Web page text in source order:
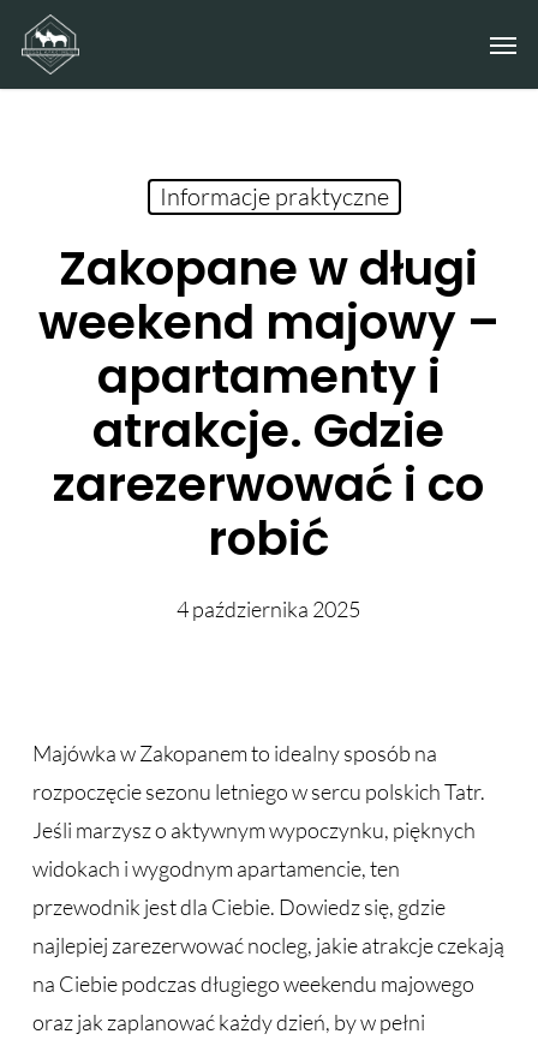
Skip
main
Informacje praktyczne
Zakopane w długi
weekend majowy –
apartamenty i
atrakcje. Gdzie
zarezerwować i co
robić
4 października 2025
Majówka w Zakopanem to idealny sposób na
rozpoczęcie sezonu letniego w sercu polskich Tatr.
Jeśli marzysz o aktywnym wypoczynku, pięknych
widokach i wygodnym apartamencie, ten
przewodnik jest dla Ciebie. Dowiedz się, gdzie
najlepiej zarezerwować nocleg, jakie atrakcje czekają
na Ciebie podczas długiego weekendu majowego
oraz jak zaplanować każdy dzień, by w pełni